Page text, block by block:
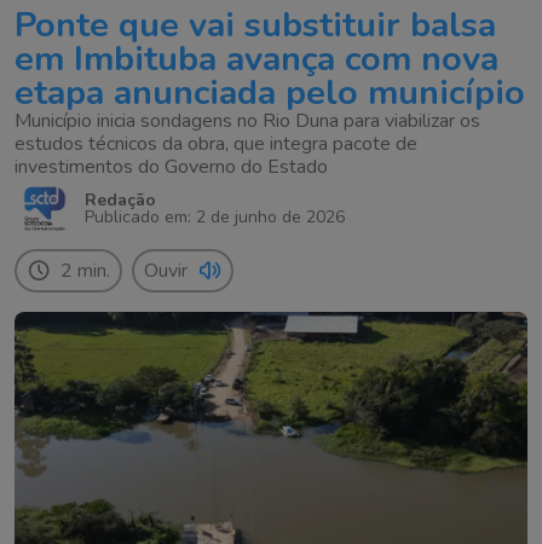
Ponte que vai substituir balsa
em Imbituba avança com nova
etapa anunciada pelo município
Município inicia sondagens no Rio Duna para viabilizar os
estudos técnicos da obra, que integra pacote de
investimentos do Governo do Estado
Redação
Publicado em: 2 de junho de 2026
2 min. Ouvir